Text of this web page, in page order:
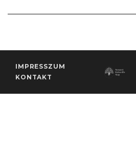
IMPRESSZUM
KONTAKT